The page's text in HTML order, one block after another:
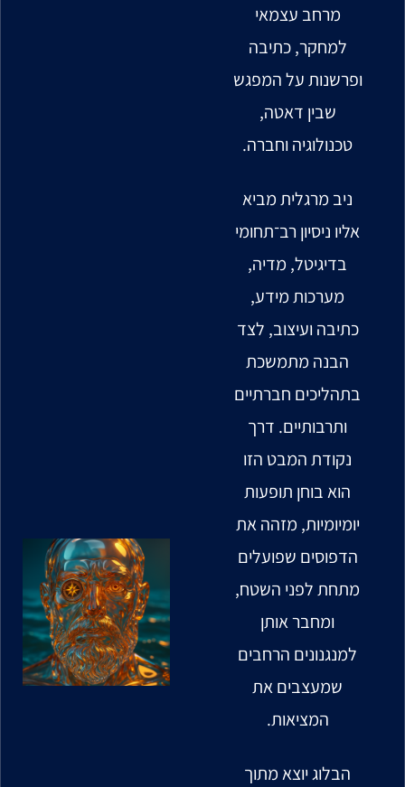
מרחב עצמאי
למחקר, כתיבה
ופרשנות על המפגש
שבין דאטה,
טכנולוגיה וחברה.
ניב מרגלית מביא
אליו ניסיון רב־תחומי
בדיגיטל, מדיה,
מערכות מידע,
כתיבה ועיצוב, לצד
הבנה מתמשכת
בתהליכים חברתיים
ותרבותיים. דרך
נקודת המבט הזו
הוא בוחן תופעות
יומיומיות, מזהה את
הדפוסים שפועלים
מתחת לפני השטח,
ומחבר אותן
למנגנונים הרחבים
שמעצבים את
המציאות.
הבלוג יוצא מתוך